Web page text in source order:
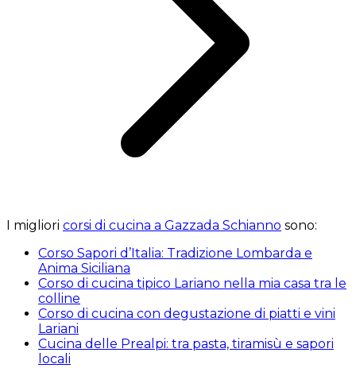
I migliori corsi di cucina a Gazzada Schianno sono:
Corso Sapori d’Italia: Tradizione Lombarda e
Anima Siciliana
Corso di cucina tipico Lariano nella mia casa tra le
colline
Corso di cucina con degustazione di piatti e vini
Lariani
Cucina delle Prealpi: tra pasta, tiramisù e sapori
locali